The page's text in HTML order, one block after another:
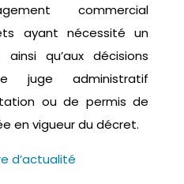
commercial
ayant nécessité un
qu’aux décisions
juge administratif
ou de permis de
en vigueur du décret.
d’actualité